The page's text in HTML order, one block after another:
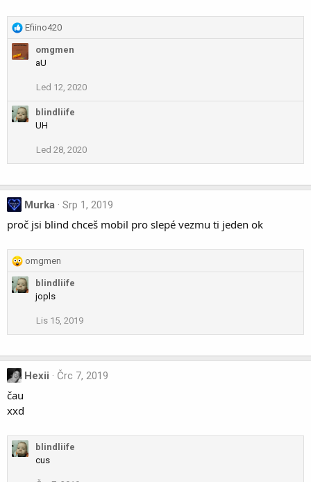
R
a
o
n
Efiino420
omgmen
aU
Led 12, 2020
blindliife
UH
Led 28, 2020
Murka Srp 1, 2019
proč jsi blind chceš mobil pro slepé vezmu ti jeden ok
R
a
:
omgmen
blindliife
jopls
Lis 15, 2019
Hexii Črc 7, 2019
čau
xxd
blindliife
cus